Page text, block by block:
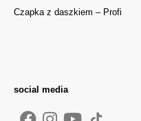
Czapka z daszkiem – Profi
social media